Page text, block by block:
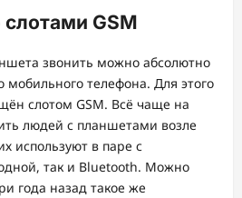
слотами GSM
звонить можно абсолютно
мобильного телефона. Для этого
слотом GSM. Всё чаще на
людей с планшетами возле
используют в паре с
так и Bluetooth. Можно
года назад такое же